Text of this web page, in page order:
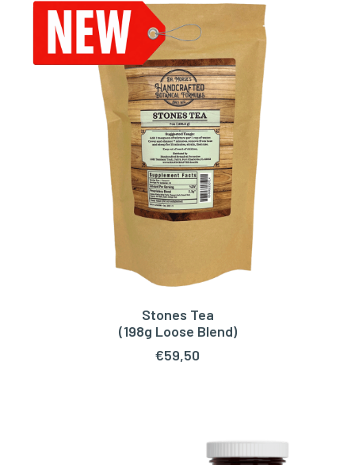
TOEVOEGEN AAN WINKELWAGEN
Stones Tea
(198g Loose Blend)
€59,50